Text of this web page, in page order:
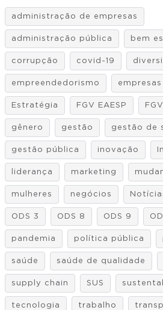
administração de empresas
administração pública bem
corrupção covid-19
empreendedorismo empresas
Estratégia FGV EAESP
gênero gestão gestão de
gestão pública inovação
liderança marketing
mulheres negócios
ODS 3 ODS 8 ODS 9
pandemia política pública
saúde saúde de qualidade
supply chain SUS
tecnologia trabalho